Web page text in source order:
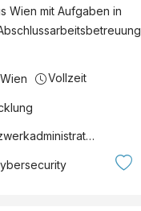
Wien mit Aufgaben in
Wien Vollzeit